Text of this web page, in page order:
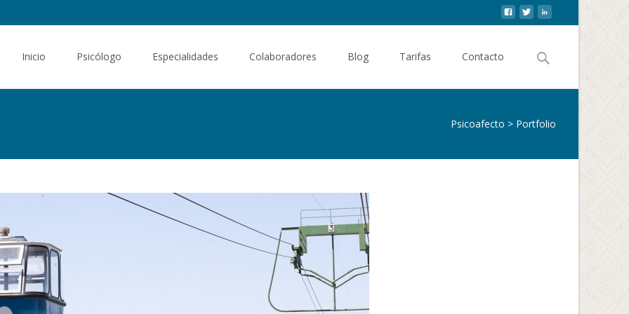
Inicio
Psicólogo Especialidades Colaboradores Blog Tarifas Contacto
Buscar
Psicoafecto > Portfolio